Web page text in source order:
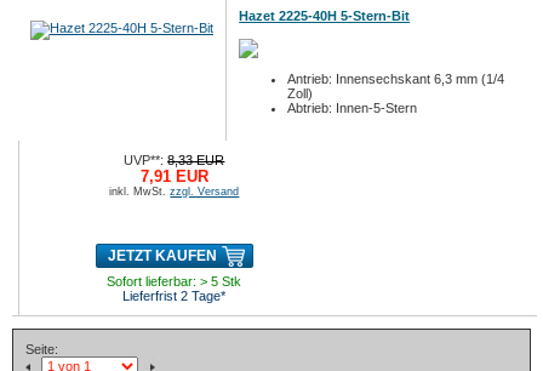
Hazet 2225-40H 5-Stern-Bit
Antrieb: Innensechskant 6,3 mm (1/4
Zoll)
Abtrieb: Innen-5-Stern
UVP**:8,33 EUR
7,91 EUR
inkl. MwSt.zzgl. Versand
JETZT KAUFEN
Sofort lieferbar: > 5 Stk
Lieferfrist 2 Tage*
Seite: